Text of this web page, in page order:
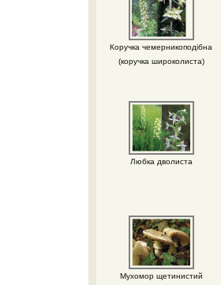
Коручка чемерникоподібна
(коручка широколиста)
Любка дволиста
Мухомор щетинистий